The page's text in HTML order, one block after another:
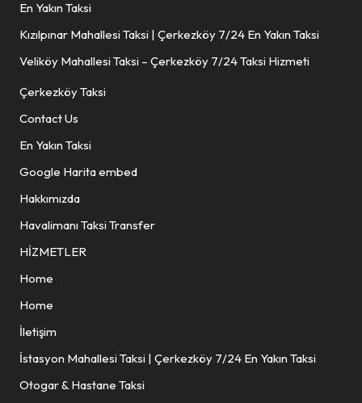
En Yakın Taksi
Kızılpınar Mahallesi Taksi | Çerkezköy 7/24 En Yakın Taksi
Veliköy Mahallesi Taksi – Çerkezköy 7/24 Taksi Hizmeti
Çerkezköy Taksi
Contact Us
En Yakın Taksi
Google Harita embed
Hakkımızda
Havalimanı Taksi Transfer
HİZMETLER
Home
Home
İletişim
İstasyon Mahallesi Taksi | Çerkezköy 7/24 En Yakın Taksi
Otogar & Hastane Taksi